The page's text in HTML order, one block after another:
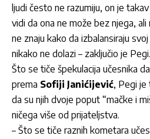
ljudi često ne razumiju, on je
vidi da ona ne može bez njega,
ne znaju kako da izbalansiraju
nikako ne dolazi – zaključio je Pegi.
Što se tiče špekulacija učesnika
prema Sofiji Janićijević, Pegi je
da su njih dvoje poput “mačke i
ničega više od prijateljstva.
– Što se tiče raznih kometara